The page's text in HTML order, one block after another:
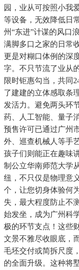
园，业从可按照小我
等设备，无效降低日
州“东进”计谋的风口
满脚多口之家的日常
更是对糊口体例的深
字。不只节流了业从
限时钜惠勾当，共同
了建建的立体感取条
发活力。避免两头环
药、人工智能、量子
预售许可已通过广州
外、巡查机械人等手
孩子们则能正在趣味
制公立华南师范大学
纽，不只仅是物理意
个，让您切身体验何
失，最大程度防止不
始发坐，成为广州科
极的环节支点！这些
文景不雅尽收眼底，
毛坯交付或简拆尺度
的全面升级。这种将